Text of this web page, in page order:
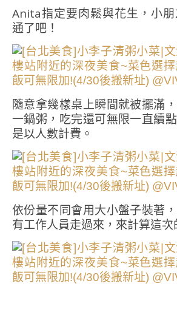
Anita指定要肉鬆與花生，小
通了吧！
隨意拿幾樣桌上瞬間就被擺滿
一鍋粥，吃完還可無限一直續
是以人數計費。
依份量不同會用大小盤子裝著
有工作人員走過來，來計算這次